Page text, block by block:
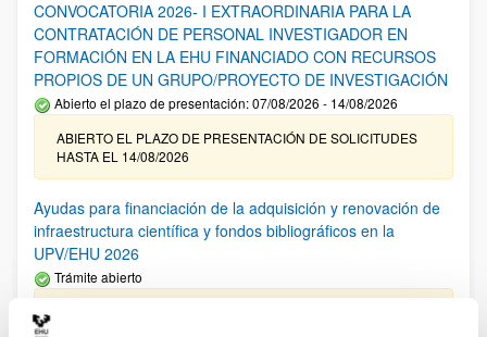
CONVOCATORIA 2026- I EXTRAORDINARIA PARA LA
CONTRATACIÓN DE PERSONAL INVESTIGADOR EN
FORMACIÓN EN LA EHU FINANCIADO CON RECURSOS
PROPIOS DE UN GRUPO/PROYECTO DE INVESTIGACIÓN
Abierto el plazo de presentación: 07/08/2026 - 14/08/2026
ABIERTO EL PLAZO DE PRESENTACIÓN DE SOLICITUDES
HASTA EL 14/08/2026
Ayudas para financiación de la adquisición y renovación de
infraestructura científica y fondos bibliográficos en la
UPV/EHU 2026
Trámite abierto